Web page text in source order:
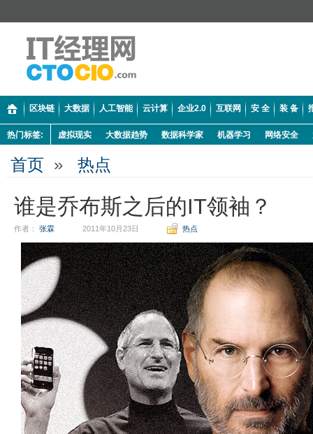
区块链 大数据 人工智能 云计算 企业2.0 互联网 安 全 装 备
热门标签: 虚拟现实 大数据趋势 数据科学家 机器学习 网络安全
首页 » 热点
谁是乔布斯之后的IT领袖？
作者： 张霖 2011年10月23日 热点